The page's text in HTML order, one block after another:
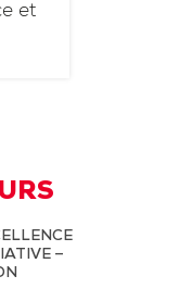
et
–